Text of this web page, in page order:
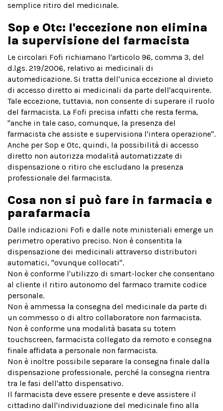
semplice ritiro del medicinale.
Sop e Otc: l'eccezione non elimina
la supervisione del farmacista
Le circolari Fofi richiamano l'articolo 96, comma 3, del
d.lgs. 219/2006, relativo ai medicinali di
automedicazione. Si tratta dell'unica eccezione al divieto
di accesso diretto ai medicinali da parte dell'acquirente.
Tale eccezione, tuttavia, non consente di superare il ruolo
del farmacista. La Fofi precisa infatti che resta ferma,
"anche in tale caso, comunque, la presenza del
farmacista che assiste e supervisiona l'intera operazione".
Anche per Sop e Otc, quindi, la possibilità di accesso
diretto non autorizza modalità automatizzate di
dispensazione o ritiro che escludano la presenza
professionale del farmacista.
Cosa non si può fare in farmacia e
parafarmacia
Dalle indicazioni Fofi e dalle note ministeriali emerge un
perimetro operativo preciso. Non è consentita la
dispensazione dei medicinali attraverso distributori
automatici, "ovunque collocati".
Non è conforme l'utilizzo di smart-locker che consentano
al cliente il ritiro autonomo del farmaco tramite codice
personale.
Non è ammessa la consegna del medicinale da parte di
un commesso o di altro collaboratore non farmacista.
Non è conforme una modalità basata su totem
touchscreen, farmacista collegato da remoto e consegna
finale affidata a personale non farmacista.
Non è inoltre possibile separare la consegna finale dalla
dispensazione professionale, perché la consegna rientra
tra le fasi dell'atto dispensativo.
Il farmacista deve essere presente e deve assistere il
cittadino dall'individuazione del medicinale fino alla